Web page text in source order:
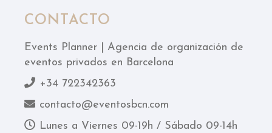
CONTACTO
Events Planner | Agencia de organización de
eventos privados en Barcelona
+34 722342363
contacto@eventosbcn.com
Lunes a Viernes 09-19h / Sábado 09-14h